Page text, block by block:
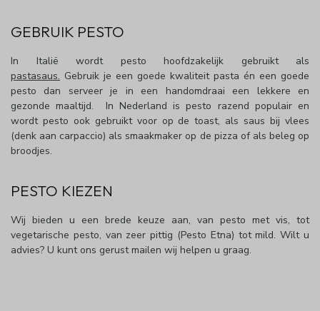
GEBRUIK PESTO
In Italië wordt pesto hoofdzakelijk gebruikt als
pastasaus. Gebruik je een goede kwaliteit pasta én een goede
pesto dan serveer je in een handomdraai een lekkere en
gezonde maaltijd. In Nederland is pesto razend populair en
wordt pesto ook gebruikt voor op de toast, als saus bij vlees
(denk aan carpaccio) als smaakmaker op de pizza of als beleg op
broodjes.
PESTO KIEZEN
Wij bieden u een brede keuze aan, van pesto met vis, tot
vegetarische pesto, van zeer pittig (Pesto Etna) tot mild. Wilt u
advies? U kunt ons gerust mailen wij helpen u graag.